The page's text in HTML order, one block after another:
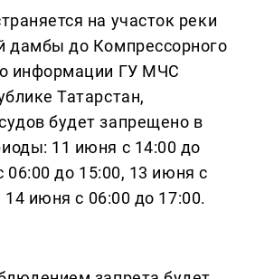
на участок реки
дамбы до Компрессорного
информации ГУ МЧС
Татарстан,
будет запрещено в
11 июня с 14:00 до
06:00 до 15:00, 13 июня с
14 июня с 06:00 до 17:00.